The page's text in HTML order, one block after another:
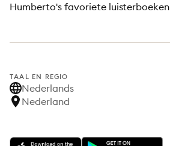
Humberto's favoriete luisterboeken
TAAL EN REGIO
Nederlands
Nederland